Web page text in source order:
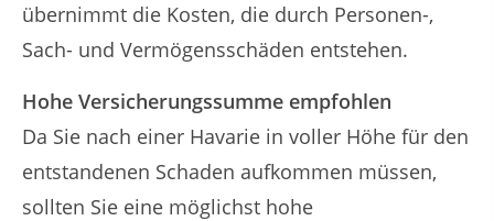
übernimmt die Kosten, die durch Personen-,
Sach- und Vermögensschäden entstehen.
Hohe Versicherungssumme empfohlen
Da Sie nach einer Havarie in voller Höhe für den
entstandenen Schaden aufkommen müssen,
sollten Sie eine möglichst hohe